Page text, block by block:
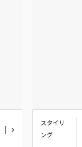
スタイリ
ング